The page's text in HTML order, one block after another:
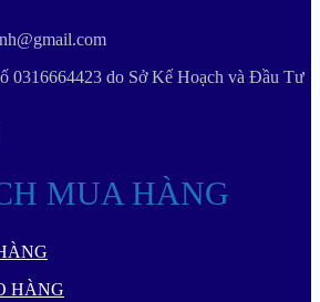
0316664423 do Sở Kế Hoạch và Đầu Tư
MUA HÀNG
HÀNG